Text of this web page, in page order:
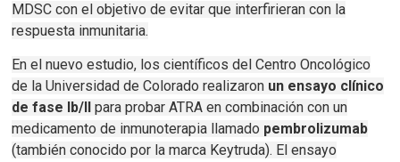
MDSC con el objetivo de evitar que interfirieran con la
respuesta inmunitaria.
En el nuevo estudio, los científicos del Centro Oncológico
de la Universidad de Colorado realizaron un ensayo clínico
de fase Ib/II para probar ATRA en combinación con un
medicamento de inmunoterapia llamado pembrolizumab
(también conocido por la marca Keytruda). El ensayo